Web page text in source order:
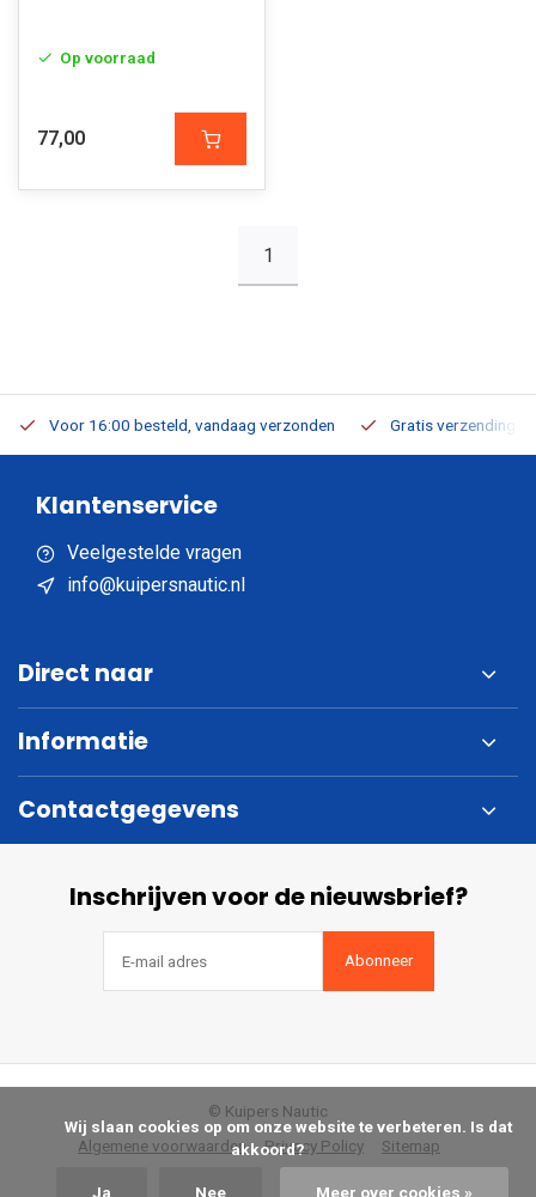
Op voorraad
77,00
1
Voor 16:00 besteld, vandaag verzonden Gratis verzending
Klantenservice
Veelgestelde vragen
info@kuipersnautic.nl
Direct naar
Informatie
Contactgegevens
Inschrijven voor de nieuwsbrief?
Abonneer
Algemene voorwaarden Privacy Policy Sitemap
© Kuipers Nautic
akkoord?
Ja Nee Meer over cookies »